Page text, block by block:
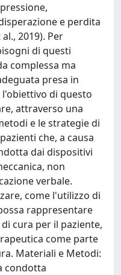
e perdita
2019). Per
di questi
complessa ma
presa in
di questo
attraverso una
e le strategie di
che, a causa
dai dispositivi
non
verbale.
come l'utilizzo di
rappresentare
cura per il paziente,
come parte
Materiali e Metodi:
condotta